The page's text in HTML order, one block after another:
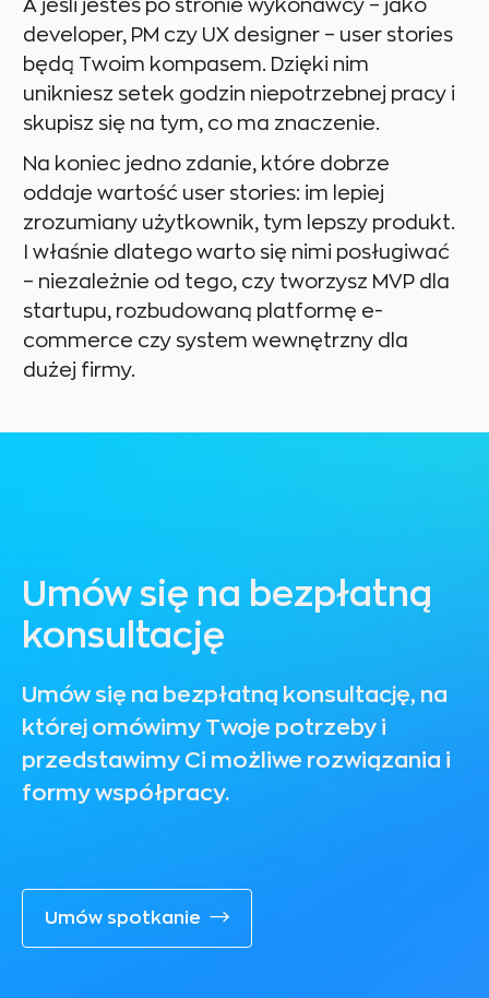
A jeśli jesteś po stronie wykonawcy – jako
developer, PM czy UX designer – user stories
będą Twoim kompasem. Dzięki nim
unikniesz setek godzin niepotrzebnej pracy i
skupisz się na tym, co ma znaczenie.
Na koniec jedno zdanie, które dobrze
oddaje wartość user stories: im lepiej
zrozumiany użytkownik, tym lepszy produkt.
I właśnie dlatego warto się nimi posługiwać
– niezależnie od tego, czy tworzysz MVP dla
startupu, rozbudowaną platformę e-
commerce czy system wewnętrzny dla
dużej firmy.
Umów się na bezpłatną
konsultację
Umów się na bezpłatną konsultację, na
której omówimy Twoje potrzeby i
przedstawimy Ci możliwe rozwiązania i
formy współpracy.
Umów spotkanie